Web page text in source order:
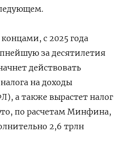
с 2025 года
за десятилетия
действовать
на доходы
а также вырастет налог
по расчетам Минфина,
2,6 трлн